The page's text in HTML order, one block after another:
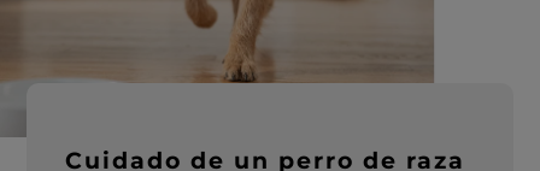
Cuidado de un perro de raza